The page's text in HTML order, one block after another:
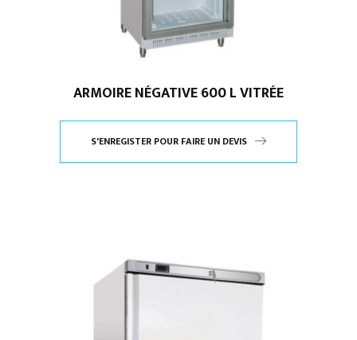
ARMOIRE NÉGATIVE 600 L VITRÉE
S'ENREGISTER POUR FAIRE UN DEVIS